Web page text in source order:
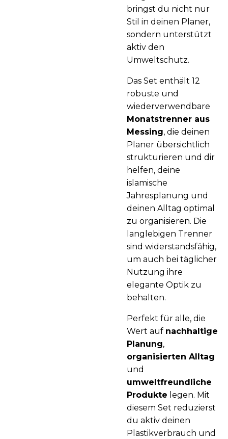
bringst du nicht nur
Stil in deinen Planer,
sondern unterstützt
aktiv den
Umweltschutz.
Das Set enthält 12
robuste und
wiederverwendbare
Monatstrenner aus
Messing, die deinen
Planer übersichtlich
strukturieren und dir
helfen, deine
islamische
Jahresplanung und
deinen Alltag optimal
zu organisieren. Die
langlebigen Trenner
sind widerstandsfähig,
um auch bei täglicher
Nutzung ihre
elegante Optik zu
behalten.
Perfekt für alle, die
Wert auf nachhaltige
Planung,
organisierten Alltag
und
umweltfreundliche
Produkte legen. Mit
diesem Set reduzierst
du aktiv deinen
Plastikverbrauch und